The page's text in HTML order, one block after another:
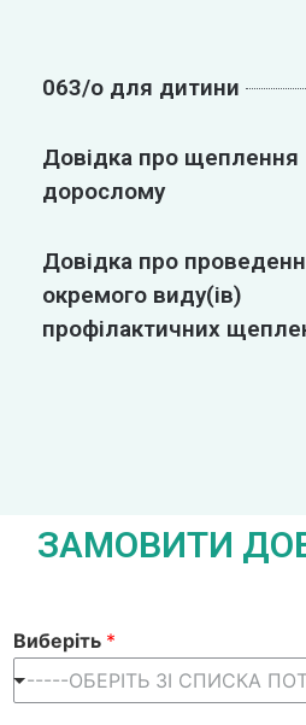
063/о для дитини
Довідка про щеплення
дорослому
Довідка про
окремого виду(ів)
профілактичних
ЗАМОВИТИ
Виберіть *